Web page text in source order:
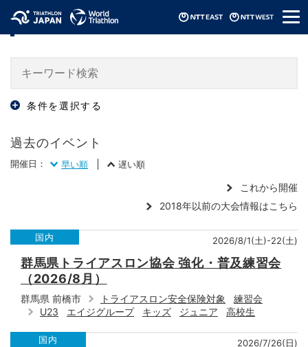
メ
ニ
過去の大会・イベント情報 / Events
条件を選択する
過去のイベント
開催日：
早い順 遅い順
これから開催
2018年以前の大会情報はこちら
国内 2026/8/1(土)-22(土)
群馬県トライアスロン協会 強化・普及練習会
（2026/8月）
群馬県 前橋市 トライアスロン安全保険対象
練習会
U23
エイジグループ キッズ ジュニア 高校生
国内
2026/7/26(日)